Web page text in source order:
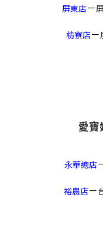
屏東店－
枋寮店－
愛寶
永華總店
裕農店－